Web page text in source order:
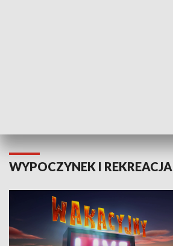
WYPOCZYNEK I REKREACJA